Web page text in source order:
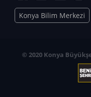
Konya Bilim Merkezi
© 2020 Konya